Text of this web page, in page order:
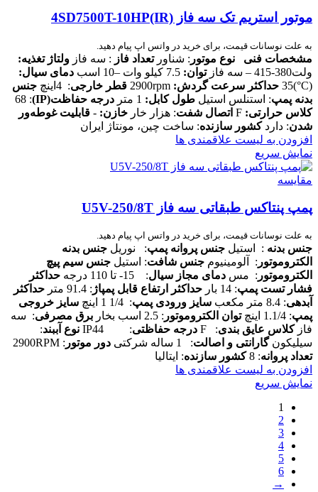
موتور استریم تک سه فاز 4SD7500T-10HP(IR)
به علت نوسانات قیمت، برای خرید در واتس اپ پیام دهید.
مشخصات فنی نوع موتور : شناورتعداد فاز : سه فاز ولتاژ تغذیه:
ولت380-415 – سه فاز
توان: 7.5 کیلو وات –10 اسب
دمای سیال:
(C°)35
حداکثر سرعت گردش: 2900rpm قطر خارجی: 4اینچ
جنس
بدنه پمپ: استنلس استیل طول کابل: 1 متر درجه حفاظت(IP)
: 68
کلاس حرارتی: F اتصال شفت: هزار خار خازن: - قابلیت غوطه‌ور
شدن: داردکشور سازنده: ساخت چین، مونتاژ ایران
افزودن به لیست علاقمندی ها
نمایش سریع
مقایسه
پمپ پنتاکس طبقاتی سه فاز U5V-250/8T
به علت نوسانات قیمت، برای خرید در واتس اپ پیام دهید.
جنس بدنه : استیل جنس پروانه پمپ: نوریل جنس بدنه
الکتروموتور : آلومینیوم جنس شافت: استیل جنس سیم پیچ
الکتروموتور : مس دمای مجاز سیال: 15- تا 110 درجه
حداکثر
فشار تست پمپ: 14 بار حداکثر ارتفاع قابل پمپاژ : 91.4 متر
حداکثر
آبدهی: 8.4 متر مکعب سایز ورودی پمپ: 1/4 1 اینچ
سایز خروجی
پمپ: 1.1/4 اینچ توان الکتروموتور : 2.5 اسب بخار برق مصرفی: سه
فازکلاس عایق بندی: F درجه حفاظتی: IP44 نوع آببند:
سیلیکونگارانتی و اصالت: 1 ساله شرکتی دور موتور : 2900RPM
تعداد پروانه: 8 کشور سازنده: ایتالیا
افزودن به لیست علاقمندی ها
نمایش سریع
1
2
3
4
5
6
→